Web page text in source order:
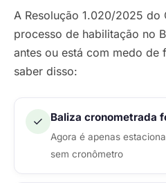
A Resolução 1.020/2025 do
processo de habilitação no
antes ou está com medo de
saber disso:
✓ Baliza cronometrada
Agora é apenas
sem cronômetro